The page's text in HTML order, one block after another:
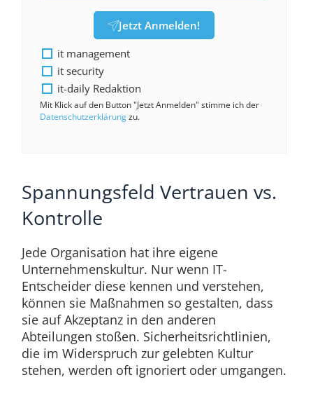
Jetzt Anmelden!
it management
it security
it-daily Redaktion
Mit Klick auf den Button "Jetzt Anmelden" stimme ich der
Datenschutzerklärungzu.
Spannungsfeld Vertrauen vs.
Kontrolle
Jede Organisation hat ihre eigene
Unternehmenskultur. Nur wenn IT-
Entscheider diese kennen und verstehen,
können sie Maßnahmen so gestalten, dass
sie auf Akzeptanz in den anderen
Abteilungen stoßen. Sicherheitsrichtlinien,
die im Widerspruch zur gelebten Kultur
stehen, werden oft ignoriert oder umgangen.